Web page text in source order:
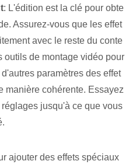
: L'édition est la clé pour obte
Assurez-vous que les effet
avec le reste du conte
outils de montage vidéo pour
paramètres des effet
manière cohérente. Essayez
jusqu'à ce que vous
ajouter des effets spéciaux